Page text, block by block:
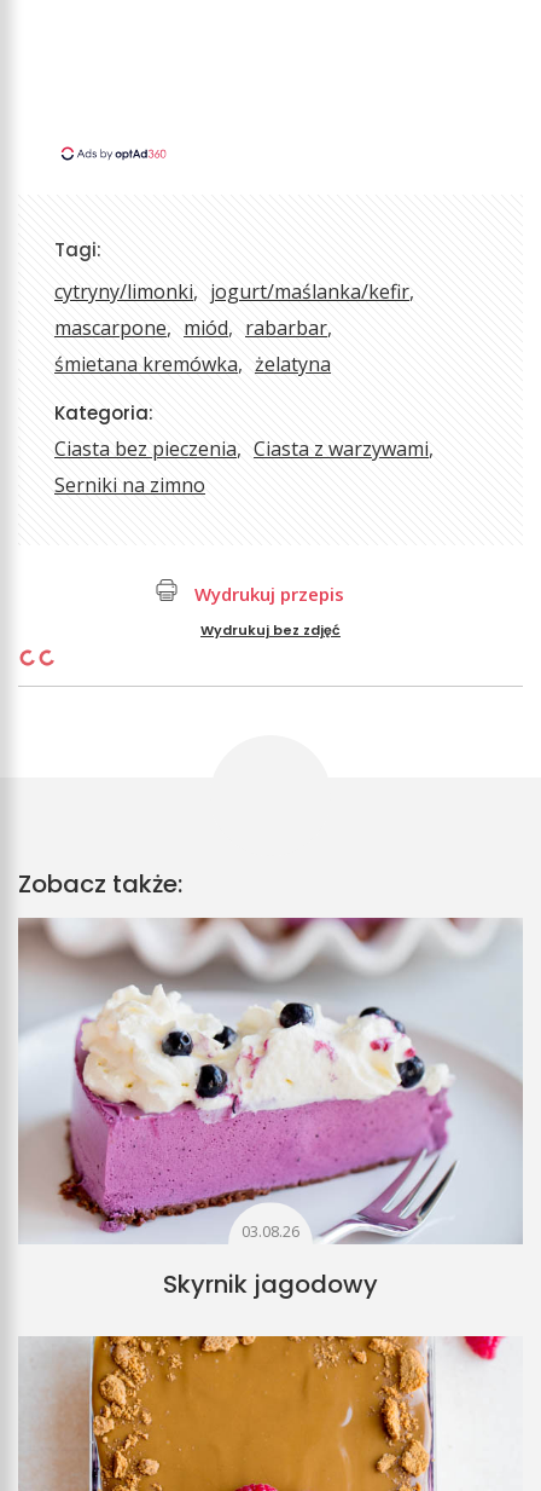
Tagi:
cytryny/limonki
jogurt/maślanka/kefir
mascarpone
miód
rabarbar
śmietana kremówka
żelatyna
Kategoria:
Ciasta bez pieczenia
Ciasta z warzywami
Serniki na zimno
Wydrukuj przepis
Wydrukuj bez zdjęć
Zobacz także:
03.08.26
Skyrnik jagodowy